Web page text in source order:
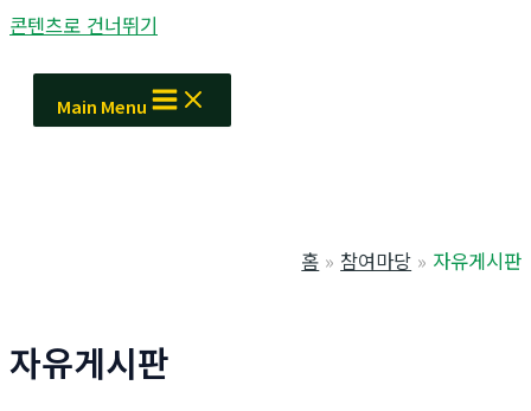
콘텐츠로 건너뛰기
Main Menu
홈 참여마당 자유게시판
자유게시판